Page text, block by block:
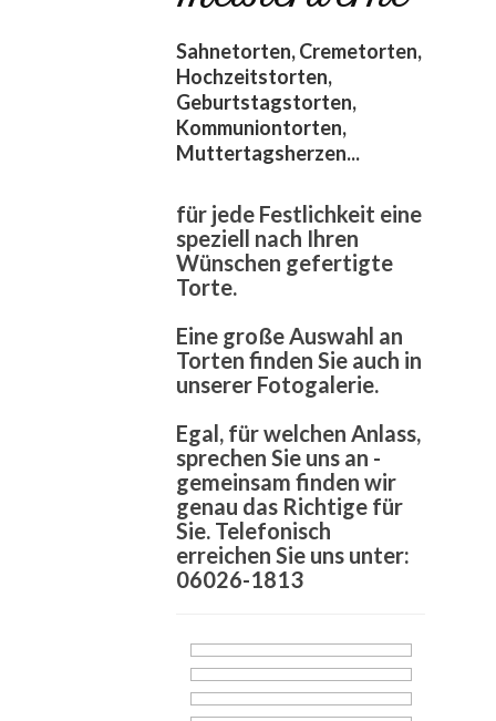
Sahnetorten, Cremetorten,
Hochzeitstorten,
Geburtstagstorten,
Kommuniontorten,
Muttertagsherzen...
für jede Festlichkeit eine
speziell nach Ihren
Wünschen gefertigte
Torte.
Eine große Auswahl an
Torten finden Sie auch in
unserer Fotogalerie.
Egal, für welchen Anlass,
sprechen Sie uns an -
gemeinsam finden wir
genau das Richtige für
Sie. Telefonisch
erreichen Sie uns unter:
06026-1813